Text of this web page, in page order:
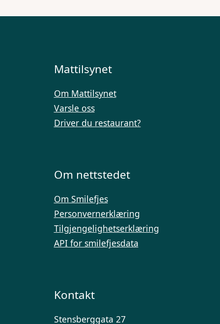
Mattilsynet
Om Mattilsynet
Varsle oss
Driver du restaurant?
Om nettstedet
Om Smilefjes
Personvernerklæring
Tilgjengelighetserklæring
API for smilefjesdata
Kontakt
Stensberggata 27